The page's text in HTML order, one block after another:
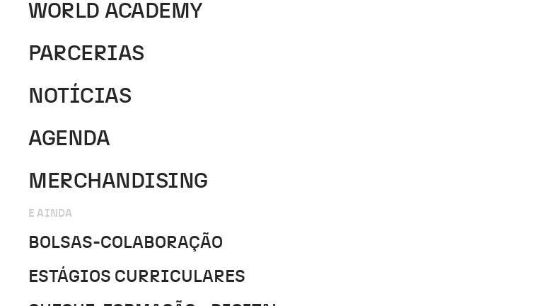
WORLD ACADEMY
PARCERIAS
NOTÍCIAS
AGENDA
MERCHANDISING
E AINDA
BOLSAS-COLABORAÇÃO
ESTÁGIOS CURRICULARES